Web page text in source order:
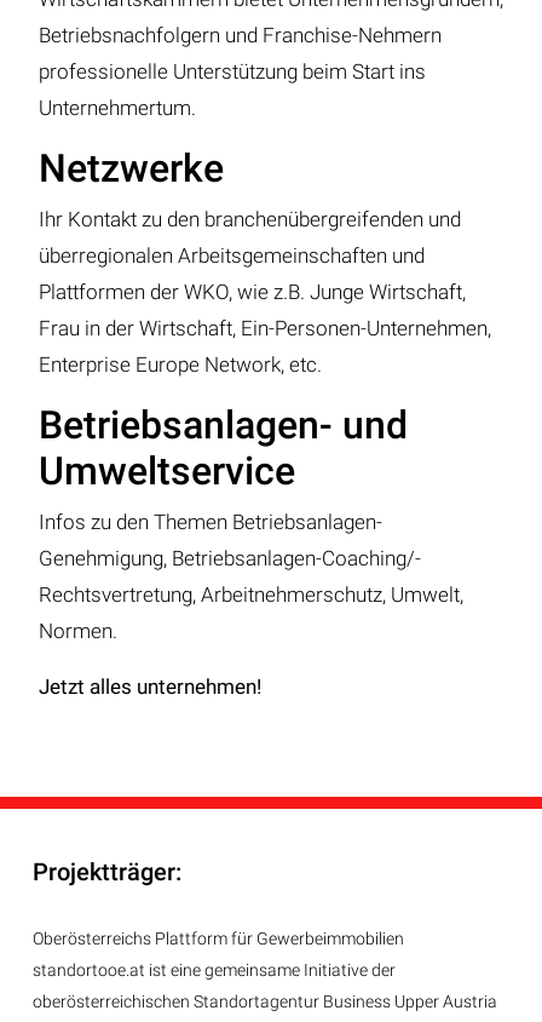
Betriebsnachfolgern und Franchise-Nehmern
professionelle Unterstützung beim Start ins
Unternehmertum.
Netzwerke
Ihr Kontakt zu den branchenübergreifenden und
überregionalen Arbeitsgemeinschaften und
Plattformen der WKO, wie z.B. Junge Wirtschaft,
Frau in der Wirtschaft, Ein-Personen-Unternehmen,
Enterprise Europe Network, etc.
Betriebsanlagen- und
Umweltservice
Infos zu den Themen Betriebsanlagen-
Genehmigung, Betriebsanlagen-Coaching/-
Rechtsvertretung, Arbeitnehmerschutz, Umwelt,
Normen.
Jetzt alles unternehmen!
Projektträger:
Oberösterreichs Plattform für Gewerbeimmobilien
standortooe.at ist eine gemeinsame Initiative der
oberösterreichischen Standortagentur Business Upper Austria